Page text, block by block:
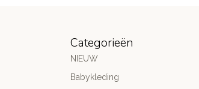
Categorieën
NIEUW
Babykleding